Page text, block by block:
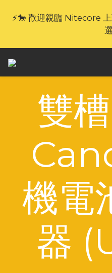
🎁官網限定｜享 6 重滿
養
⚡🐎 歡迎親臨 Nitecore
🎁官網限定｜享 6 重滿
養
雙
機電
器